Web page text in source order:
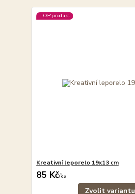
TOP produkt
Kreativní leporelo 19x13 cm
85 Kč/ks
Zvolit variantu